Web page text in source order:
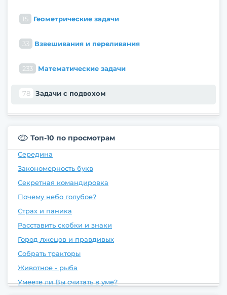
15 Геометрические задачи
33 Взвешивания и переливания
233 Математические задачи
78 Задачи с подвохом
Топ-10 по просмотрам
Середина
Закономерность букв
Секретная командировка
Почему небо голубое?
Страх и паника
Расставить скобки и знаки
Город лжецов и правдивых
Собрать тракторы
Животное - рыба
Умеете ли Вы считать в уме?